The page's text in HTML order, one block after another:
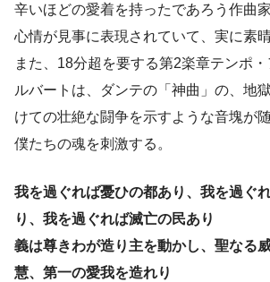
辛いほどの愛着を持ったであろう作曲
心情が見事に表現されていて、実に素晴
また、18分超を要する第2楽章テンポ・
ルバートは、ダンテの「神曲」の、地
けての壮絶な闘争を示すような音塊が
僕たちの魂を刺激する。
我を過ぐれば憂ひの都あり、我を過ぐ
り、我を過ぐれば滅亡の民あり
義は尊きわが造り主を動かし、聖なる
慧、第一の愛我を造れり